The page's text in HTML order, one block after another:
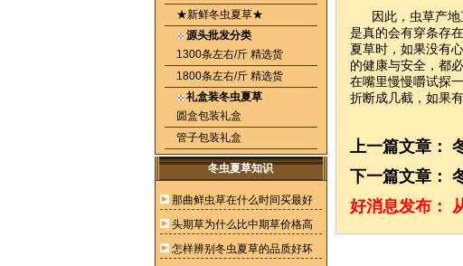
★新鲜冬虫夏草★
源头批发分类
1300条左右/斤 精选货
1800条左右/斤 精选货
礼盒装冬虫夏草
圆盒包装礼盒
管子包装礼盒
冬虫夏草知识
那曲鲜虫草在什么时间买最好
头期草为什么比中期草价格高
怎样辨别冬虫夏草的品质好坏
因此，虫草产地
是真的会有穿条存
夏草时，如果没有
的健康与安全，都
在嘴里慢慢嚼试探
折断成几截，如果
上一篇文章：
下一篇文章：
好消息发布：